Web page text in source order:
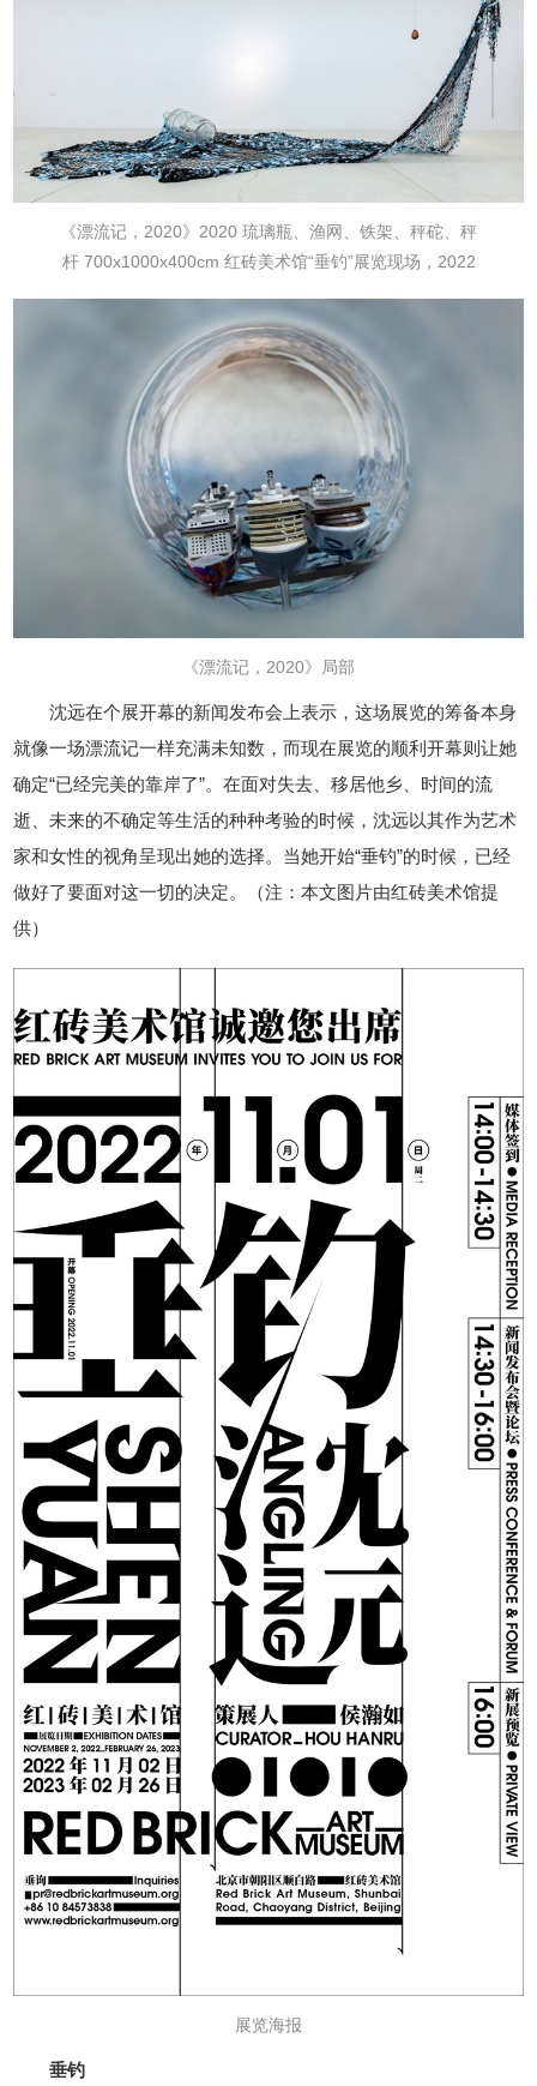
《漂流记，2020》 2020 琉璃瓶、渔网、铁架、秤砣、秤
杆 700x1000x400cm 红砖美术馆“垂钓”展览现场，2022
《漂流记，2020》局部
沈远在个展开幕的新闻发布会上表示，这场展览的筹备本身
就像一场漂流记一样充满未知数，而现在展览的顺利开幕则让她
确定“已经完美的靠岸了”。在面对失去、移居他乡、时间的流
逝、未来的不确定等生活的种种考验的时候，沈远以其作为艺术
家和女性的视角呈现出她的选择。当她开始“垂钓”的时候，已经
做好了要面对这一切的决定。（注：本文图片由红砖美术馆提
供）
展览海报
垂钓